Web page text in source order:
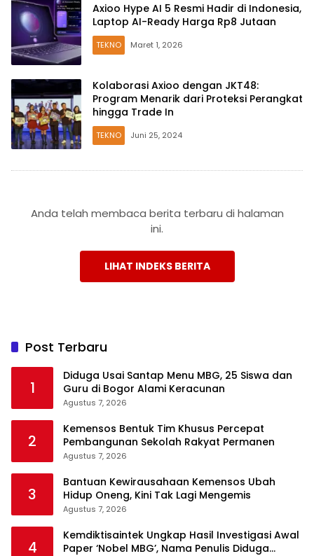
Axioo Hype AI 5 Resmi Hadir di Indonesia,
Laptop AI-Ready Harga Rp8 Jutaan
TEKNO Maret 1, 2026
Kolaborasi Axioo dengan JKT48:
Program Menarik dari Proteksi Perangkat
hingga Trade In
TEKNO Juni 25, 2024
Anda telah membaca berita terbaru di halaman
ini.
LIHAT INDEKS BERITA
Post Terbaru
1
Diduga Usai Santap Menu MBG, 25 Siswa dan
Guru di Bogor Alami Keracunan
Agustus 7, 2026
2
Kemensos Bentuk Tim Khusus Percepat
Pembangunan Sekolah Rakyat Permanen
Agustus 7, 2026
3
Bantuan Kewirausahaan Kemensos Ubah
Hidup Oneng, Kini Tak Lagi Mengemis
Agustus 7, 2026
4
Kemdiktisaintek Ungkap Hasil Investigasi Awal
Paper ‘Nobel MBG’, Nama Penulis Diduga